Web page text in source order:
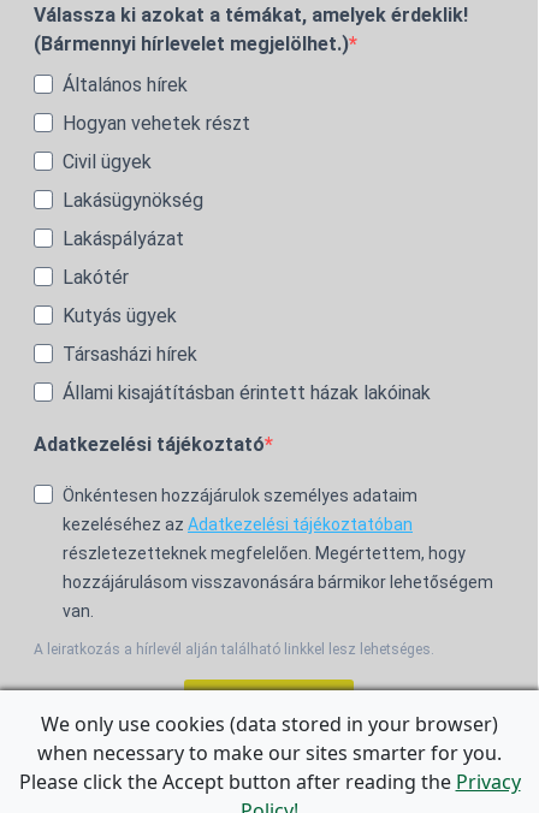
Válassza ki azokat a témákat, amelyek érdeklik!
(Bármennyi hírlevelet megjelölhet.)
Általános hírek
Hogyan vehetek részt
Civil ügyek
Lakásügynökség
Lakáspályázat
Lakótér
Kutyás ügyek
Társasházi hírek
Állami kisajátításban érintett házak lakóinak
Adatkezelési tájékoztató
Önkéntesen hozzájárulok személyes adataim
kezeléséhez az Adatkezelési tájékoztatóban
részletezetteknek megfelelően. Megértettem, hogy
hozzájárulásom visszavonására bármikor lehetőségem
van.
A leiratkozás a hírlevél alján található linkkel lesz lehetséges.
For the English Newsletter, click HERE.
We only use cookies (data stored in your browser)
when necessary to make our sites smarter for you.
Please click the Accept button after reading the Privacy